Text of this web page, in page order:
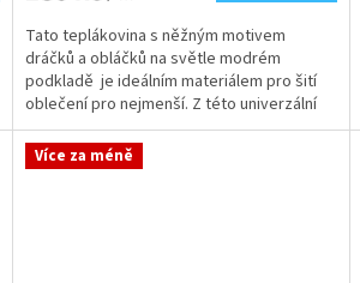
Tato teplákovina s něžným motivem
dráčků a obláčků na světle modrém
podkladě je ideálním materiálem pro šití
oblečení pro nejmenší. Z této univerzální
teplákoviny...
Více za méně